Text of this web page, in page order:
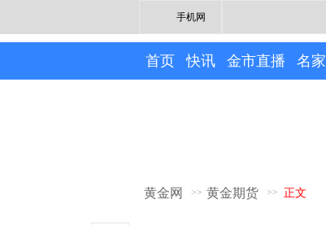
手机网
首页 快讯 金市直播 名家
黄金网 >> 黄金期货 >> 正文